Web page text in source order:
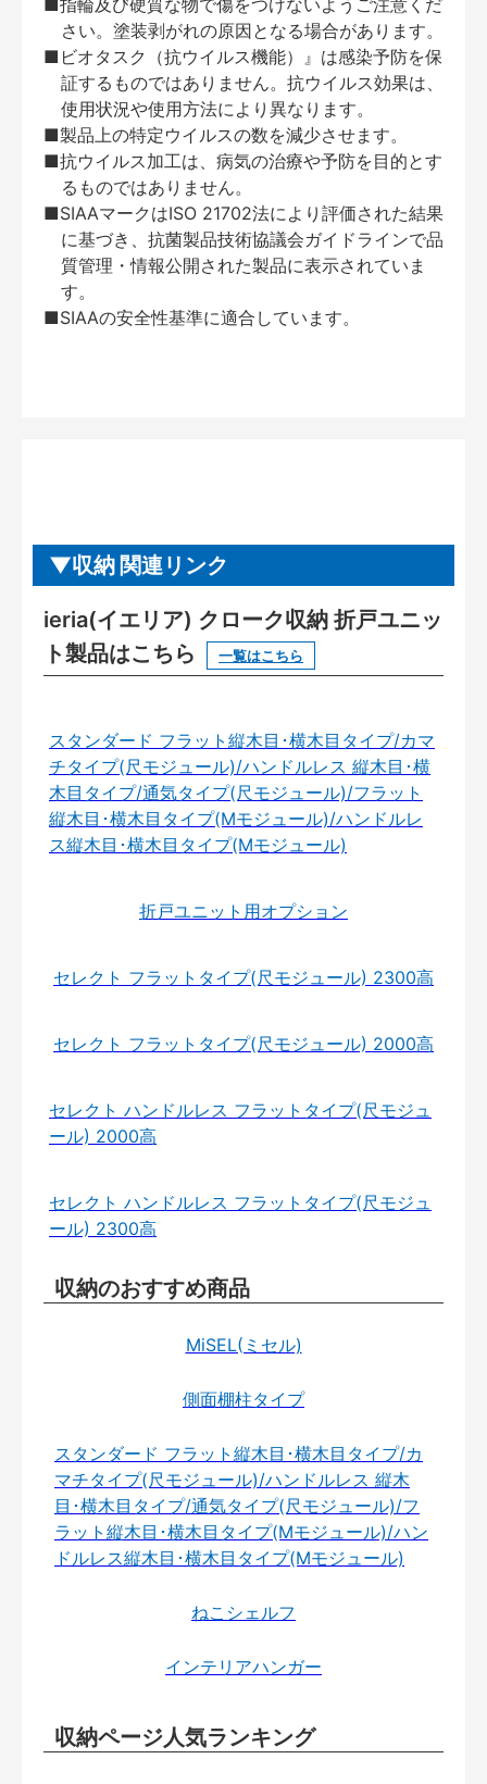
■指輪及び硬質な物で傷をつけないようご注意くだ
さい。塗装剥がれの原因となる場合があります。
■ビオタスク（抗ウイルス機能）』は感染予防を保
証するものではありません。抗ウイルス効果は、
使用状況や使用方法により異なります。
■製品上の特定ウイルスの数を減少させます。
■抗ウイルス加工は、病気の治療や予防を目的とす
るものではありません。
■SIAAマークはISO 21702法により評価された結果
に基づき、抗菌製品技術協議会ガイドラインで品
質管理・情報公開された製品に表示されていま
す。
■SIAAの安全性基準に適合しています。
収納 関連リンク
ieria(イエリア) クローク収納 折戸ユニッ
ト製品はこちら
一覧はこちら
スタンダード フラット縦木目･横木目タイプ/カマ
チタイプ(尺モジュール)/ハンドルレス 縦木目･横
木目タイプ/通気タイプ(尺モジュール)/フラット
縦木目･横木目タイプ(Mモジュール)/ハンドルレ
ス縦木目･横木目タイプ(Mモジュール)
折戸ユニット用オプション
セレクト フラットタイプ(尺モジュール) 2300高
セレクト フラットタイプ(尺モジュール) 2000高
セレクト ハンドルレス フラットタイプ(尺モジュ
ール) 2000高
セレクト ハンドルレス フラットタイプ(尺モジュ
ール) 2300高
収納のおすすめ商品
MiSEL(ミセル)
側面棚柱タイプ
スタンダード フラット縦木目･横木目タイプ/カ
マチタイプ(尺モジュール)/ハンドルレス 縦木
目･横木目タイプ/通気タイプ(尺モジュール)/フ
ラット縦木目･横木目タイプ(Mモジュール)/ハン
ドルレス縦木目･横木目タイプ(Mモジュール)
ねこシェルフ
インテリアハンガー
収納ページ人気ランキング